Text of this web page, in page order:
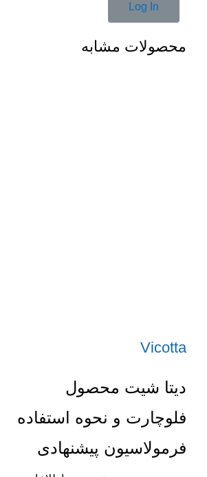
Log In
محصولات مشابه
Vicotta
دیتا شیت محصول
فلوچارت و نحوه استفاده
فرمولاسیون پیشنهادی